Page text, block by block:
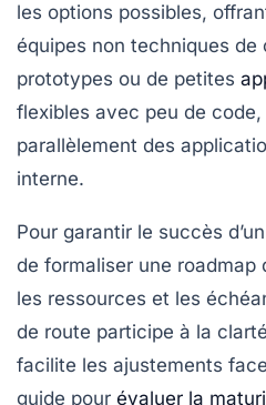
les options possibles,
équipes non techniques de
prototypes ou de petites
flexibles avec peu de
parallèlement des
interne.
Pour garantir le succès
de formaliser une roadmap
les ressources et les
de route participe à la
facilite les ajustements
guide pour évaluer la